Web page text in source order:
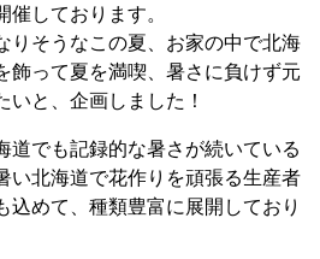
しております。
りそうなこの夏、お家の中で北海
飾って夏を満喫、暑さに負けず元
いと、企画しました！
道でも記録的な暑さが続いている
い北海道で花作りを頑張る生産者
込めて、種類豊富に展開しており